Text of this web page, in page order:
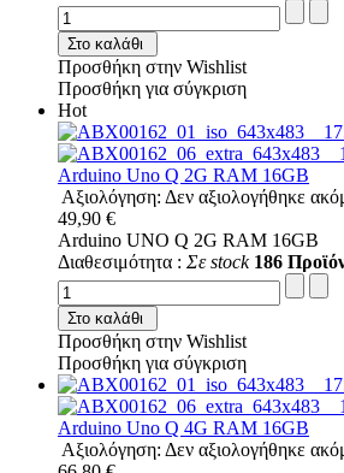
Στο καλάθι
Προσθήκη στην Wishlist
Προσθήκη για σύγκριση
Hot
Arduino Uno Q 2G RAM 16GB
Αξιολόγηση: Δεν αξιολογήθηκε
49,90 €
Arduino UNO Q 2G RAM 16GB
Διαθεσιμότητα : Σε stock 186
Στο καλάθι
Προσθήκη στην Wishlist
Προσθήκη για σύγκριση
Arduino Uno Q 4G RAM 16GB
Αξιολόγηση: Δεν αξιολογήθηκε